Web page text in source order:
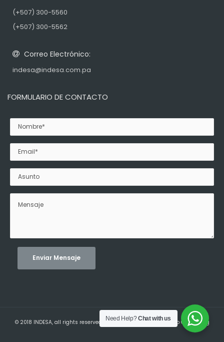
(+507) 300-5560
(+507) 300-5562
Correo Electrónico:
indesa@indesa.com.pa
FORMULARIO DE CONTACTO
© 2018 INDESA, all rights reserved. | Developed by:BlueTide Web Consulting
Need Help?Chat with us